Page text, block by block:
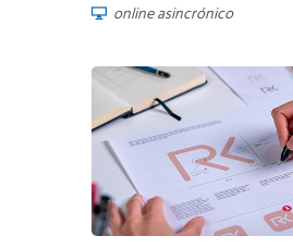
online asincrónico